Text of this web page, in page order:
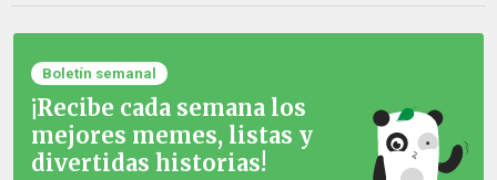
Boletín semanal
¡Recibe cada semana los
mejores memes, listas y
divertidas historias!